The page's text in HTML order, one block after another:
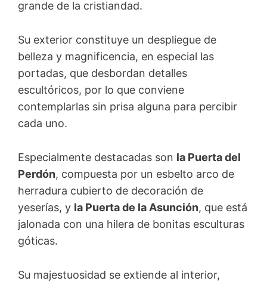
grande de la cristiandad.
Su exterior constituye un despliegue de
belleza y magnificencia, en especial las
portadas, que desbordan detalles
escultóricos, por lo que conviene
contemplarlas sin prisa alguna para percibir
cada uno.
Especialmente destacadas son la Puerta del
Perdón, compuesta por un esbelto arco de
herradura cubierto de decoración de
yeserías, y la Puerta de la Asunción, que está
jalonada con una hilera de bonitas esculturas
góticas.
Su majestuosidad se extiende al interior,